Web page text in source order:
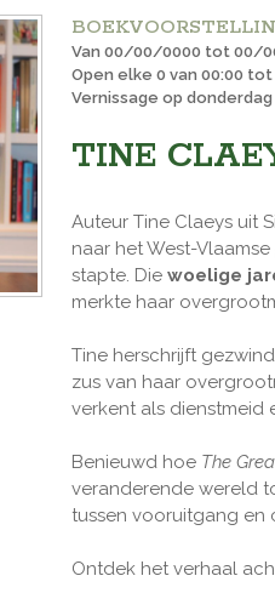
Van 00/00/0000 tot 00/
Open elke 0 van 00:00 tot
Vernissage op
TINE
Auteur Tine Claeys uit
naar het West-
stapte. Die woelige
merkte haar
Tine herschrijft
zus van haar
verkent als dienstmeid
Benieuwd hoe The
veranderende wereld
tussen vooruitgang en
Ontdek het verhaal